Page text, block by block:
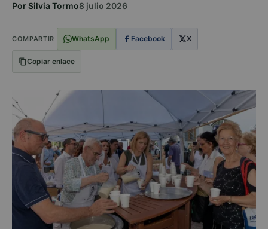
Por Silvia Tormo8 julio 2026
COMPARTIR WhatsApp Facebook X
Copiar enlace